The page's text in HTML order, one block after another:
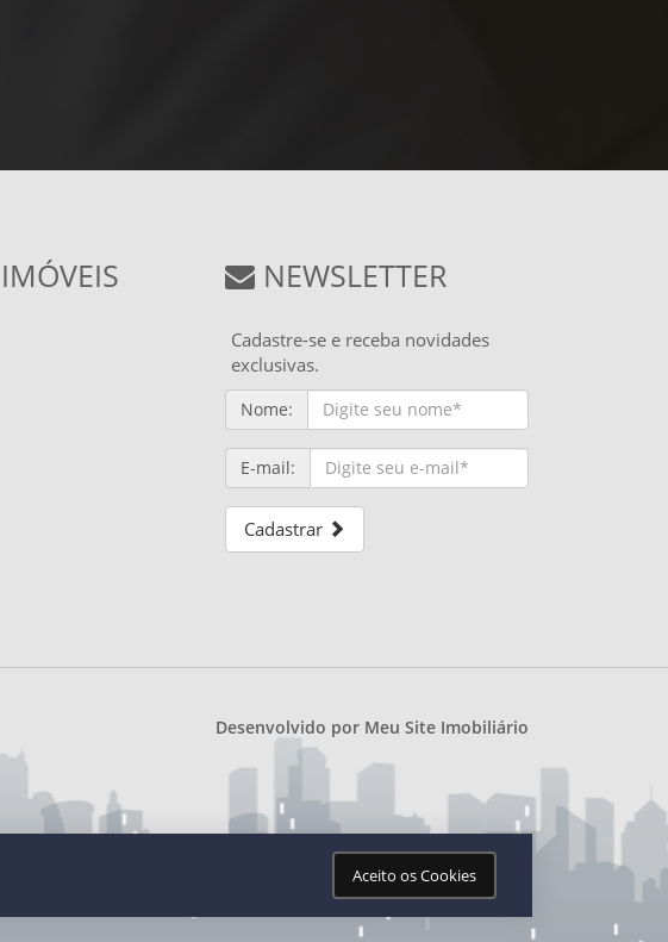
Aceito os Cookies
NEWSLETTER
Cadastre-se e receba novidades
exclusivas.
Nome:
E-mail:
Cadastrar
Desenvolvido por Meu Site Imobiliário